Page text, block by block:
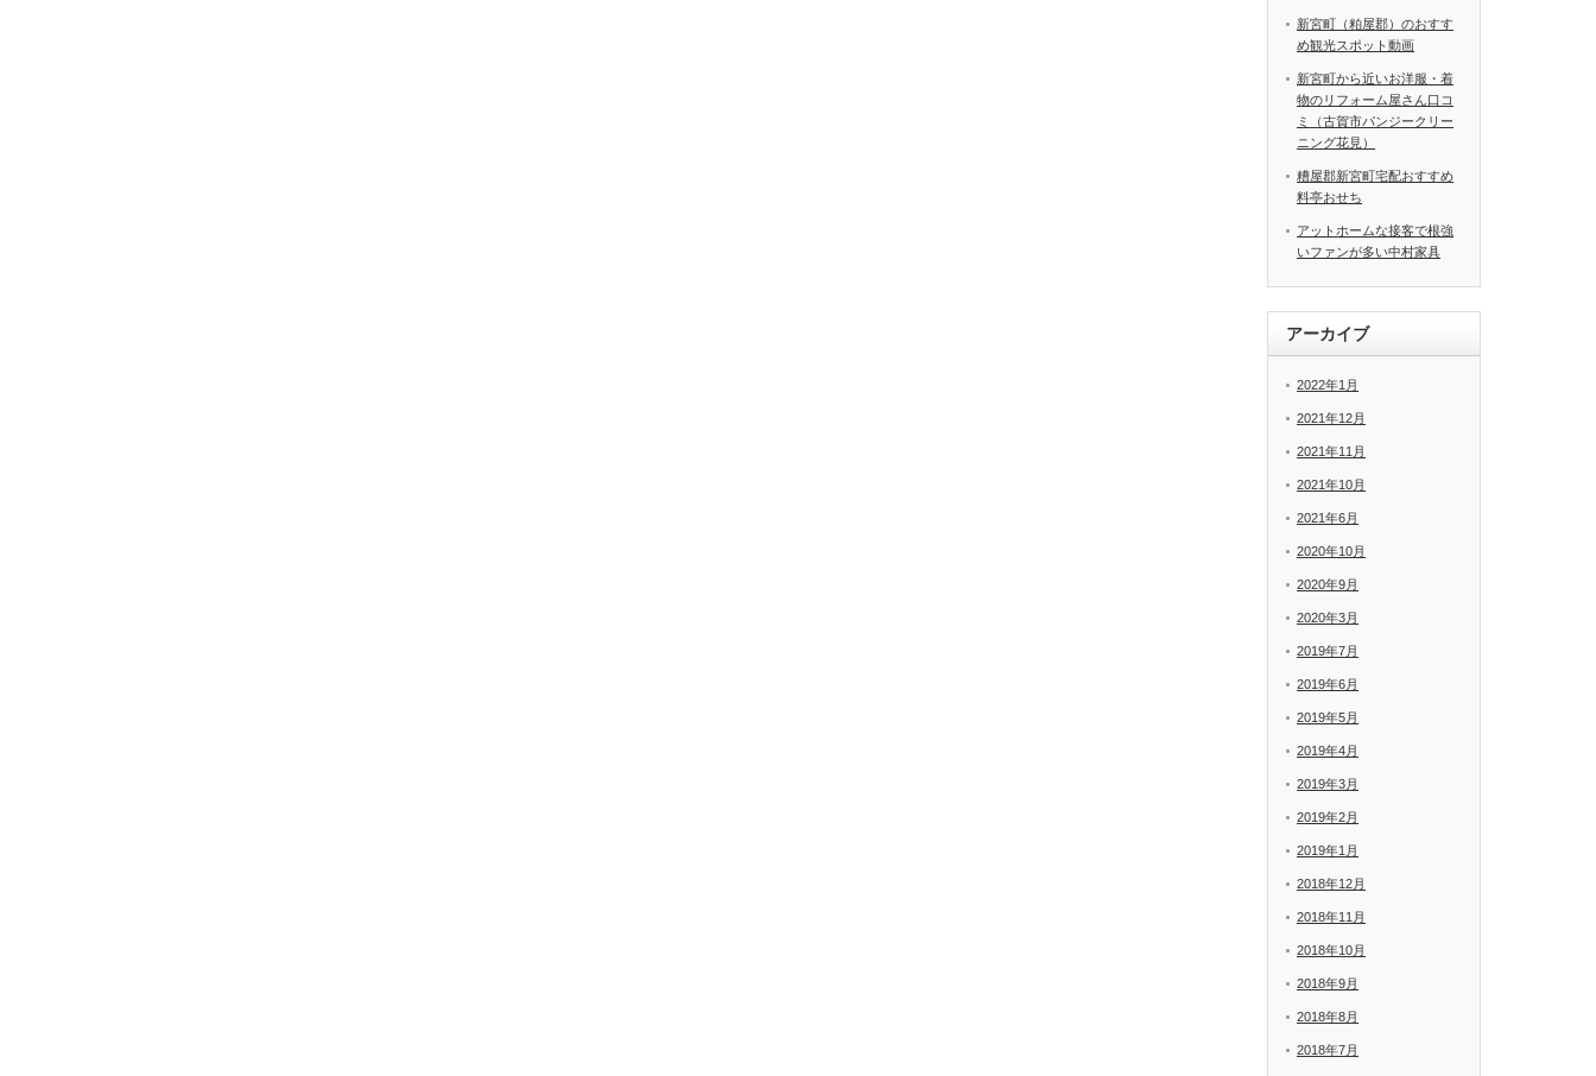
新宮町（粕屋郡）のおすす
め観光スポット動画
新宮町から近いお洋服・着
物のリフォーム屋さん口コ
ミ（古賀市パンジークリー
ニング花見）
糟屋郡新宮町宅配おすすめ
料亭おせち
アットホームな接客で根強
いファンが多い中村家具
アーカイブ
2022年1月
2021年12月
2021年11月
2021年10月
2021年6月
2020年10月
2020年9月
2020年3月
2019年7月
2019年6月
2019年5月
2019年4月
2019年3月
2019年2月
2019年1月
2018年12月
2018年11月
2018年10月
2018年9月
2018年8月
2018年7月